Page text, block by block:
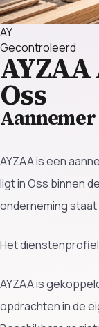
AY
Gecontroleerd
AYZAA
Oss
Aannemer
AYZAA is een
ligt in Oss binnen
onderneming
Het
AYZAA is
opdrachten in de